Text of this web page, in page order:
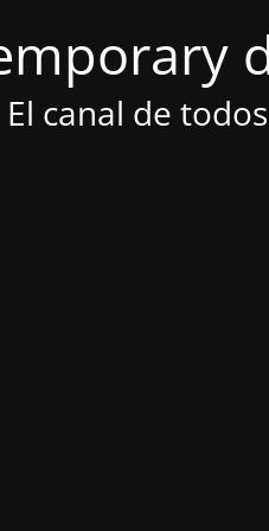
El canal de